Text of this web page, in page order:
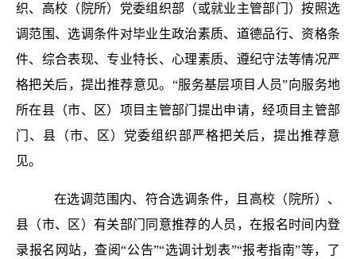
织、高校（院所）党委组织部（或就业主管部门）按照选
调范围、选调条件对毕业生政治素质、道德品行、资格条
件、综合表现、专业特长、心理素质、遵纪守法等情况严
格把关后，提出推荐意见。“服务基层项目人员”向服务地
所在县（市、区）项目主管部门提出申请，经项目主管部
门、县（市、区）党委组织部严格把关后，提出推荐意
见。
在选调范围内、符合选调条件，且高校（院所）、
县（市、区）有关部门同意推荐的人员，在报名时间内登
录报名网站，查阅“公告”“选调计划表”“报考指南”等，了